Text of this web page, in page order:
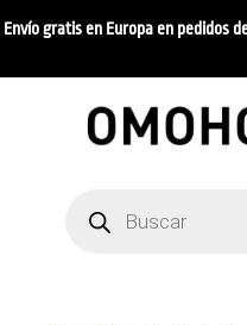
Envío gratis en Europa en pedidos
search